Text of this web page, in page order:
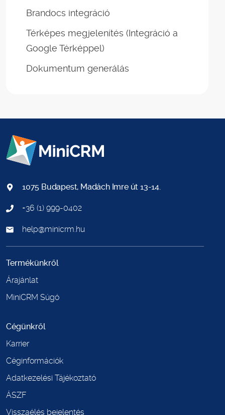
Brandocs integráció
Térképes megjelenítés (Integráció a
Google Térképpel)
Dokumentum generálás
1075 Budapest, Madách Imre út 13-14.
+36 (1) 999-0402
help@minicrm.hu
Termékünkről
Árajánlat
MiniCRM Súgó
Cégünkről
Karrier
Céginformációk
Adatkezelési Tájékoztató
ÁSZF
Visszaélés bejelentés